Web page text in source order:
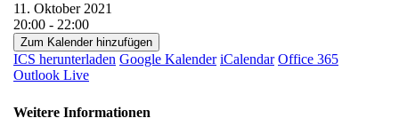
11. Oktober 2021
20:00 - 22:00
Zum Kalender hinzufügen
ICS herunterladen Google Kalender iCalendar Office 365
Outlook Live
Weitere Informationen